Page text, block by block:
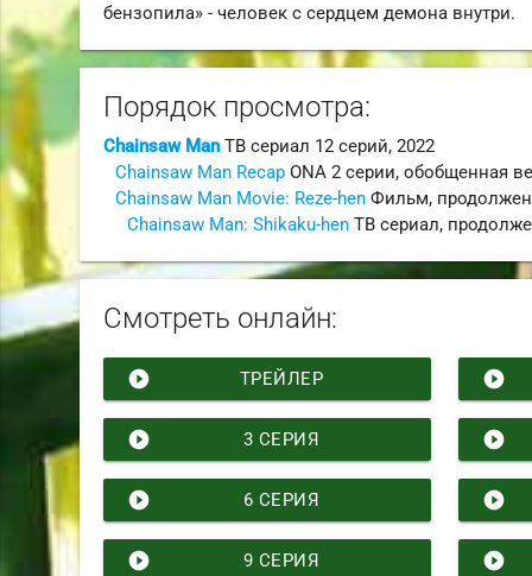
бензопила» - человек с сердцем демона внутри.
Порядок просмотра:
Chainsaw Man ТВ сериал 12 серий,2022
Chainsaw Man Recap ONA 2 серии,обобщенная
Chainsaw Man Movie: Reze-hen Фильм,
Chainsaw Man: Shikaku-hen ТВ сериал,
Смотреть онлайн:
play_circle_filled ТРЕЙЛЕР play_circle_filled
play_circle_filled 3 СЕРИЯ play_circle_filled
play_circle_filled 6 СЕРИЯ play_circle_filled
play_circle_filled 9 СЕРИЯ play_circle_filled